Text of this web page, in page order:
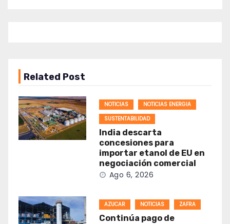
Related Post
NOTICIAS
NOTICIAS ENERGIA
SUSTENTABILIDAD
India descarta
concesiones para
importar etanol de EU en
negociación comercial
Ago 6, 2026
AZUCAR NOTICIAS ZAFRA
Continúa pago de